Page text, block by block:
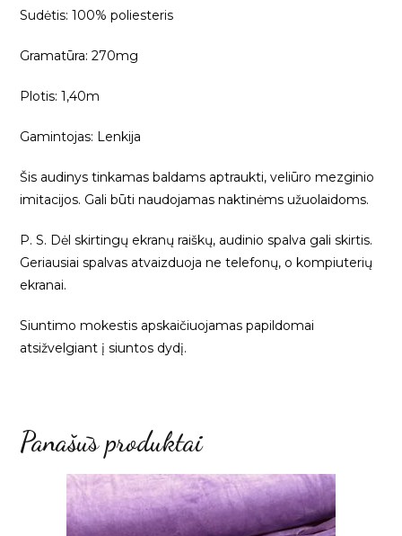
Sudėtis: 100% poliesteris
Gramatūra: 270mg
Plotis: 1,40m
Gamintojas: Lenkija
Šis audinys tinkamas baldams aptraukti, veliūro mezginio
imitacijos. Gali būti naudojamas naktinėms užuolaidoms.
P. S. Dėl skirtingų ekranų raiškų, audinio spalva gali skirtis.
Geriausiai spalvas atvaizduoja ne telefonų, o kompiuterių
ekranai.
Siuntimo mokestis apskaičiuojamas papildomai
atsižvelgiant į siuntos dydį.
Panašūs produktai